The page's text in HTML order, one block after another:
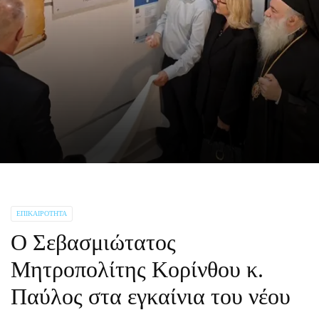
ΕΠΙΚΑΙΡΌΤΗΤΑ
Ο Σεβασμιώτατος
Μητροπολίτης Κορίνθου κ.
Παύλος στα εγκαίνια του νέου